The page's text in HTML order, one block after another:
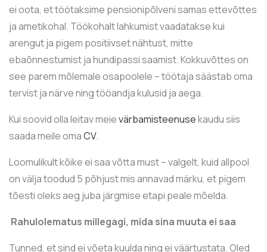
ei oota, et töötaksime pensionipõlveni samas ettevõttes
ja ametikohal. Töökohalt lahkumist vaadatakse kui
arengut ja pigem positiivset nähtust, mitte
ebaõnnestumist ja hundipassi saamist. Kokkuvõttes on
see parem mõlemale osapoolele – töötaja säästab oma
tervist ja närve ning tööandja kulusid ja aega.
Kui soovid olla leitav meievärbamisteenusekaudu siis
saada meile omaCV.
Loomulikult kõike ei saa võtta must – valgelt, kuid allpool
on välja toodud 5 põhjust mis annavad märku, et pigem
tõesti oleks aeg juba järgmise etapi peale mõelda.
Rahulolematus millegagi, mida sina muuta ei saa
Tunned, et sind ei võeta kuulda ning ei väärtustata. Oled